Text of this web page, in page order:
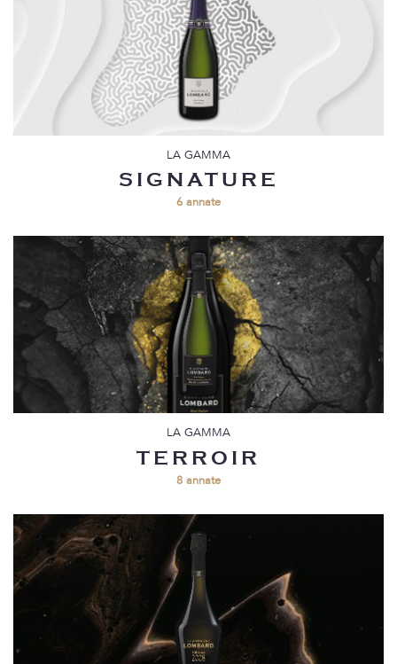
LA GAMMA
SIGNATURE
6 annate
LA GAMMA
TERROIR
8 annate
Inviando questo modulo, accettol'informativa sulla privacy